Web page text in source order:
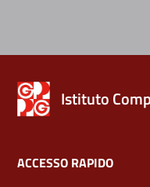
Istituto
ACCESSO RAPIDO